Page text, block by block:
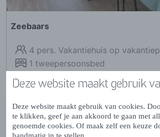
Deze website maakt gebruik
Deze website maakt gebruik van cookies.
te klikken, geef je aan akkoord te gaan met
genoemde cookies. Of maak zelf een keuze
handmatig in te stellen.